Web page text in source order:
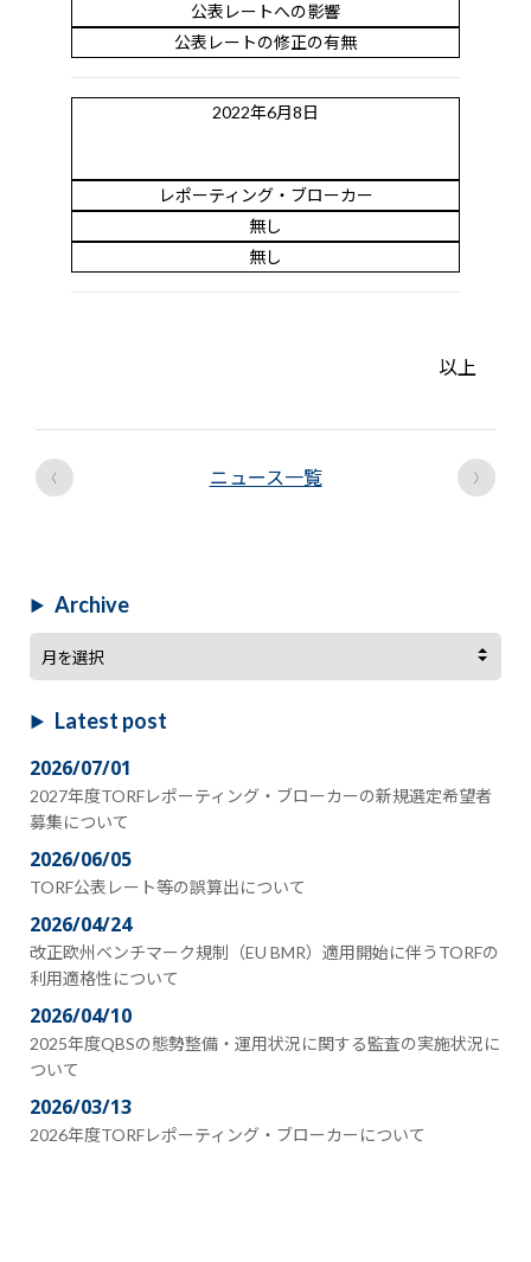
公表レートへの影響
公表レートの修正の有無
2022年6月8日
レポーティング・ブローカー
無し
無し
以上
‹ ニュース一覧 ›
Archive
Archive
Latest post
2026/07/01
2027年度TORFレポーティング・ブローカーの新規選定希望者
募集について
2026/06/05
TORF公表レート等の誤算出について
2026/04/24
改正欧州ベンチマーク規制（EU BMR）適用開始に伴うTORFの
利用適格性について
2026/04/10
2025年度QBSの態勢整備・運用状況に関する監査の実施状況に
ついて
2026/03/13
2026年度TORFレポーティング・ブローカーについて